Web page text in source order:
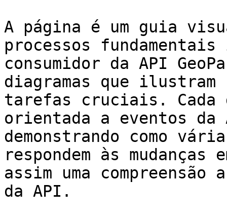
A página é um guia
processos fundamentais
consumidor da API
diagramas que
tarefas cruciais. Cada
orientada a eventos da
demonstrando como
respondem às
assim uma compreensão
da API.